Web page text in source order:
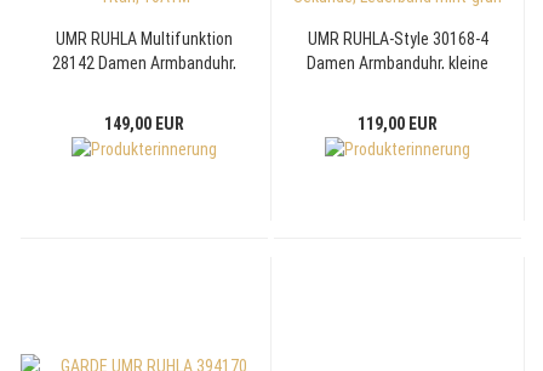
UMR RUHLA Multifunktion
28142 Damen Armbanduhr,
149,00 EUR
UMR RUHLA-Style 30168-4
Damen Armbanduhr, kleine
119,00 EUR